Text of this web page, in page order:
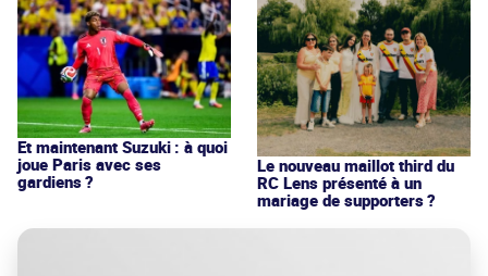
Et maintenant Suzuki : à quoi
joue Paris avec ses
gardiens ?
Le nouveau maillot third du
RC Lens présenté à un
mariage de supporters ?